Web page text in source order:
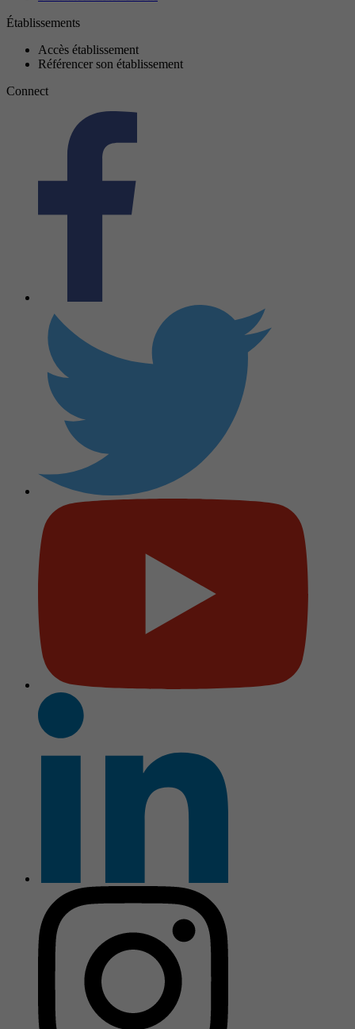
Établissements
Accès établissement
Référencer son établissement
Connect